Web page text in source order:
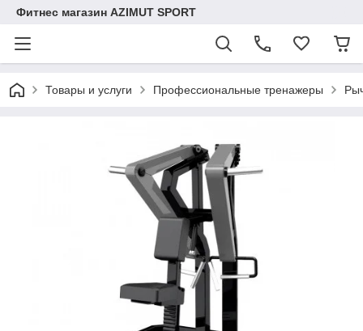
Фитнес магазин AZIMUT SPORT
Товары и услуги Профессиональные тренажеры